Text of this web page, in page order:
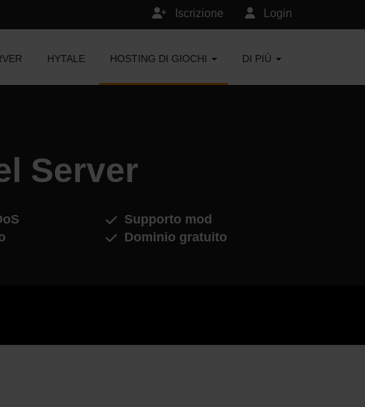
Login
Iscrizione
HYTALE HOSTING DI GIOCHI DI PIÙ
Server
Supporto mod
Dominio gratuito